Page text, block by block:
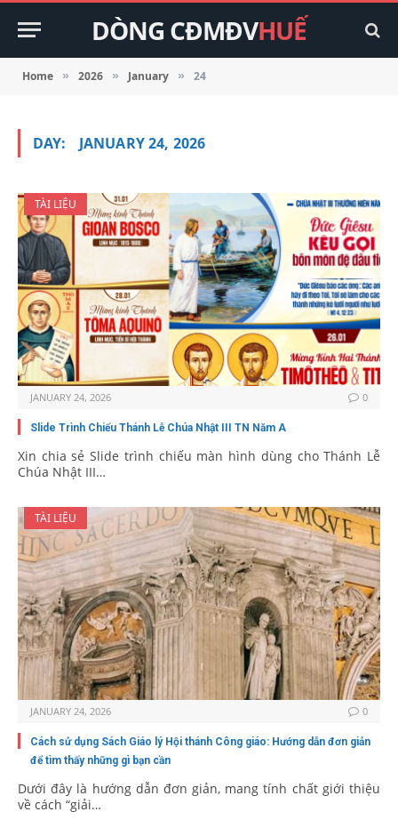
DÒNG CĐMĐVHUẾ
Home » 2026 » January » 24
DAY: JANUARY 24, 2026
TÀI LIỆU
JANUARY 24, 2026 0
Slide Trình Chiếu Thánh Lễ Chúa Nhật III TN Năm A
Xin chia sẻ Slide trình chiếu màn hình dùng cho Thánh Lễ
Chúa Nhật III…
TÀI LIỆU
JANUARY 24, 2026 0
Cách sử dụng Sách Giáo lý Hội thánh Công giáo: Hướng dẫn đơn giản
để tìm thấy những gì bạn cần
Dưới đây là hướng dẫn đơn giản, mang tính chất giới thiệu
về cách “giải…